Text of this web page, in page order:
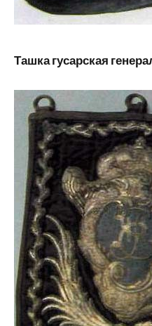
Ташка гусарская